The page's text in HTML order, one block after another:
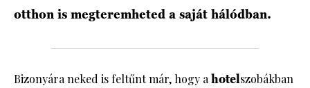
otthon is megteremheted a saját hálódban.
Bizonyára neked is feltűnt már, hogy ahotelszobákban